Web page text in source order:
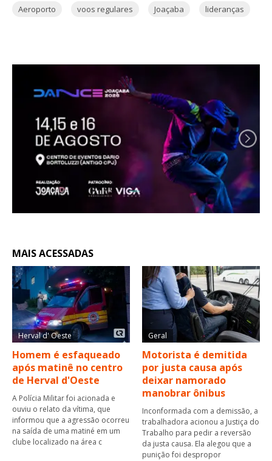
Aeroporto voos regulares Joaçaba lideranças
MAIS ACESSADAS
Herval d' Oeste
Homem é esfaqueado
após matinê no centro
de Herval d'Oeste
A Polícia Militar foi acionada e
ouviu o relato da vítima, que
informou que a agressão ocorreu
na saída de uma matiné em um
clube localizado na área c
Geral
Motorista é demitida
por justa causa após
deixar namorado
manobrar ônibus
Inconformada com a demissão, a
trabalhadora acionou a Justiça do
Trabalho para pedir a reversão
da justa causa. Ela alegou que a
punição foi despropor